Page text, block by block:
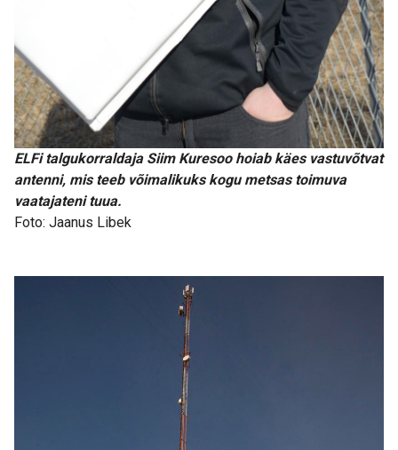
ELFi talgukorraldaja Siim Kuresoo hoiab käes vastuvõtvat
antenni, mis teeb võimalikuks kogu metsas toimuva
vaatajateni tuua.
Foto: Jaanus Libek